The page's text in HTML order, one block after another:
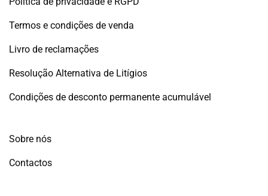
Termos e condições de venda
Livro de reclamações
Resolução Alternativa de Litígios
Condições de desconto permanente acumulável
Sobre nós
Contactos